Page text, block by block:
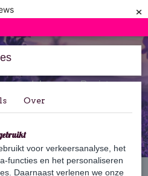
×
Inloggen Registreren
Aardbei
Over
voor verkeersanalyse, het
functies en het personaliseren
Daarnaast verlenen we onze